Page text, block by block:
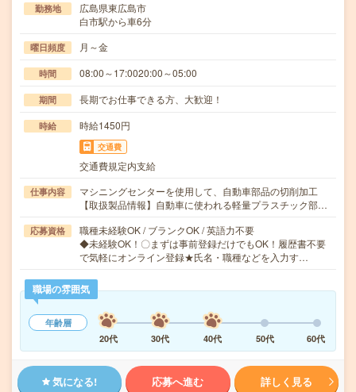
勤務地
広島県東広島市
白市駅から車6分
曜日頻度 月～金
時間 08:00～17:0020:00～05:00
期間 長期でお仕事できる方、大歓迎！
時給 時給1450円
交通費
交通費規定内支給
仕事内容
マシニングセンターを使用して、自動車部品の切削加工
【取扱製品情報】自動車に使われる軽量プラスチック部…
応募資格
職種未経験OK / ブランクOK / 英語力不要
◆未経験OK！〇まずは事前登録だけでもOK！履歴書不要
で気軽にオンライン登録★氏名・職種などを入力す…
職場の雰囲気
年齢層
20代
30代 40代 50代 60代
気になる! 応募へ進む 詳しく見る